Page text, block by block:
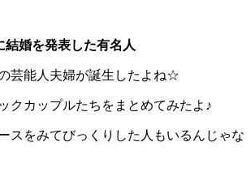
結婚を発表した有名人
芸能人夫婦が誕生 したよね☆
クカップルたちをまとめてみたよ♪
スをみてびっくりした人もいるんじゃな